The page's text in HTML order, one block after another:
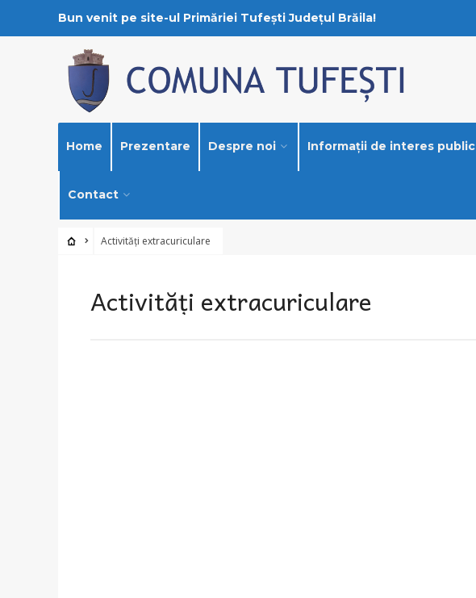
Bun venit pe site-ul Primăriei Tufești Județul Brăila!
Home Prezentare Despre noi Informații de interes public
Contact
Activități extracuriculare
Activități extracuriculare